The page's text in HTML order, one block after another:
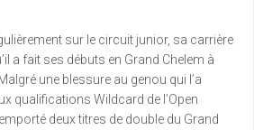
sur le circuit junior, sa carrière
a fait ses débuts en Grand Chelem à
une blessure au genou qui l’a
qualifications Wildcard de l’Open
deux titres de double du Grand